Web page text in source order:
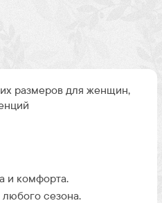
размеров для женщин,
и комфорта.
сезона.